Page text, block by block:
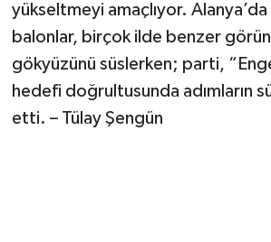
yükseltmeyi amaçlıyor.
balonlar, birçok ilde benzer
gökyüzünü süslerken; parti,
hedefi doğrultusunda adımların
etti. – Tülay Şengün